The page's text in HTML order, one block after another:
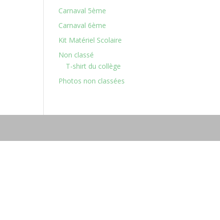
Carnaval 5ème
Carnaval 6ème
Kit Matériel Scolaire
Non classé
T-shirt du collège
Photos non classées